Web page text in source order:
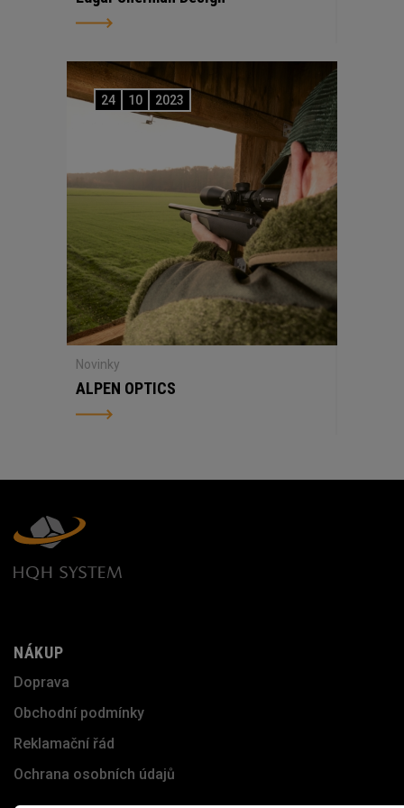
24 10 2023
Novinky
ALPEN OPTICS
NÁKUP
Doprava
Obchodní podmínky
Reklamační řád
Ochrana osobních údajů